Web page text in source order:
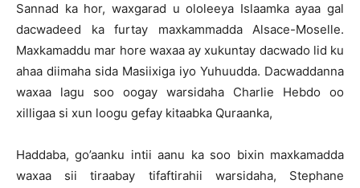
Sannad ka hor, waxgarad u ololeeya Islaamka ayaa gal
dacwadeed ka furtay maxkammadda Alsace-Moselle.
Maxkamaddu mar hore waxaa ay xukuntay dacwado lid ku
ahaa diimaha sida Masiixiga iyo Yuhuudda. Dacwaddanna
waxaa lagu soo oogay warsidaha Charlie Hebdo oo
xilligaa si xun loogu gefay kitaabka Quraanka,
Haddaba, go’aanku intii aanu ka soo bixin maxkamadda
waxaa sii tiraabay tifaftirahii warsidaha, Stephane